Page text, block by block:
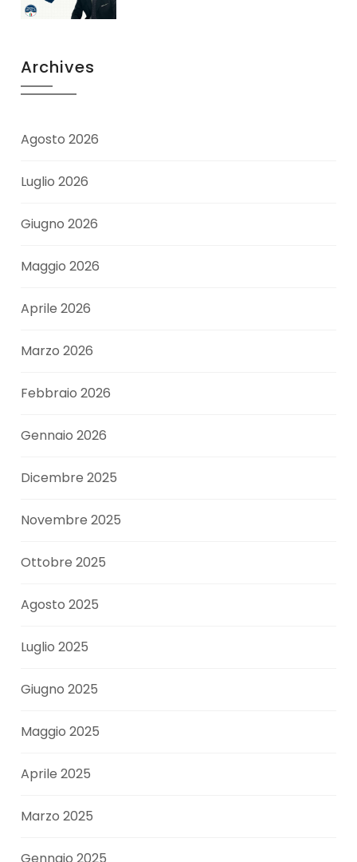
Archives
Agosto 2026
Luglio 2026
Giugno 2026
Maggio 2026
Aprile 2026
Marzo 2026
Febbraio 2026
Gennaio 2026
Dicembre 2025
Novembre 2025
Ottobre 2025
Agosto 2025
Luglio 2025
Giugno 2025
Maggio 2025
Aprile 2025
Marzo 2025
Gennaio 2025